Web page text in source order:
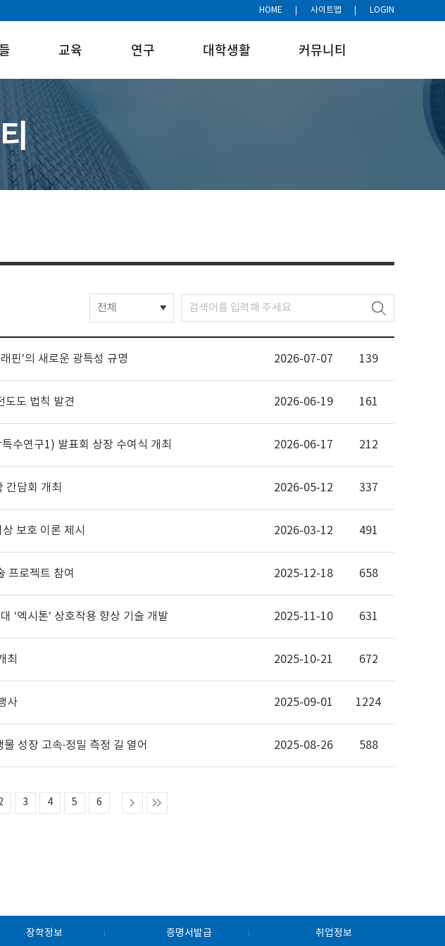
HOME 사이트맵 LOGIN
교육 연구 대학생활 커뮤니티
전체
핀’의 새로운 광특성 규명 2026-07-07 139
도도 법칙 발견 2026-06-19 161
수연구1) 발표회 상장 수여식 개최 2026-06-17 212
간담회 개최 2026-05-12 337
보호 이론 제시 2026-03-12 491
프로젝트 참여 2025-12-18 658
‘엑시톤’ 상호작용 향상 기술 개발 2025-11-10 631
최 2025-10-21 672
사 2025-09-01 1224
성장 고속·정밀 측정 길 열어 2025-08-26 588
3 4 5 6
장학정보 증명서발급 취업정보